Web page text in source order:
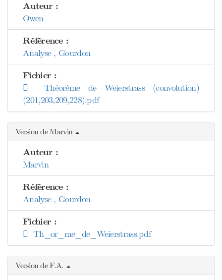
Auteur :
Owen
Référence :
Analyse , Gourdon
Fichier :
Théorème de Weierstrass (convolution)
(201,203,209,228).pdf
Version de Marvin
Auteur :
Marvin
Référence :
Analyse , Gourdon
Fichier :
Th_or_me_de_Weierstrass.pdf
Version de F.A.